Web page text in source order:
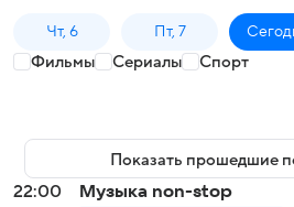
Чт, 6 Пт, 7
Фильмы Сериалы Спорт
Показать прошедшие
22:00
Музыка non-stop